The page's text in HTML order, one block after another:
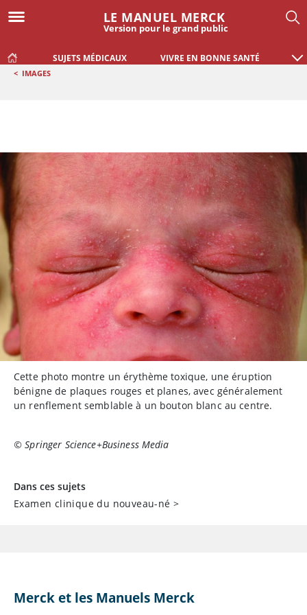
LE MANUEL MERCK
Version pour le grand public
SUJETS MÉDICAUX VIVRE EN BONNE SANTÉ
< IMAGES
Cette photo montre un érythème toxique, une éruption
bénigne de plaques rouges et planes, avec généralement
un renflement semblable à un bouton blanc au centre.
© Springer Science+Business Media
Dans ces sujets
Examen clinique du nouveau-né >
Merck et les Manuels Merck